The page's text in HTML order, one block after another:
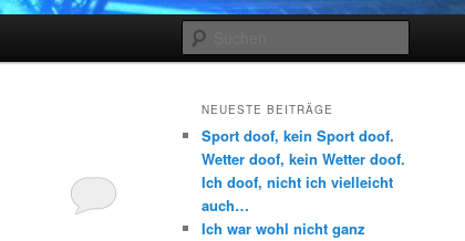
NEUESTE BEITRÄGE
Sport doof, kein Sport doof.
Wetter doof, kein Wetter doof.
Ich doof, nicht ich vielleicht
auch…
Ich war wohl nicht ganz